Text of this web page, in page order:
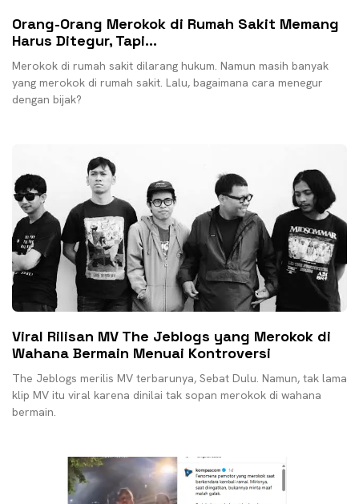
Orang-Orang Merokok di Rumah Sakit Memang
Harus Ditegur, Tapi…
Merokok di rumah sakit dilarang hukum. Namun masih banyak
yang merokok di rumah sakit. Lalu, bagaimana cara menegur
dengan bijak?
Viral Rilisan MV The Jeblogs yang Merokok di
Wahana Bermain Menuai Kontroversi
The Jeblogs merilis MV terbarunya, Sebat Dulu. Namun, tak lama
klip MV itu viral karena dinilai tak sopan merokok di wahana
bermain.